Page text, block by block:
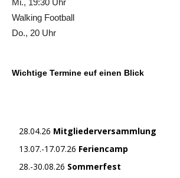
Mi., 19:30 Uhr
Walking Football
Do., 20 Uhr
Wichtige Termine euf einen Blick
28.04.26 Mitgliederversammlung
13.07.-17.07.26 Feriencamp
28.-30.08.26 Sommerfest